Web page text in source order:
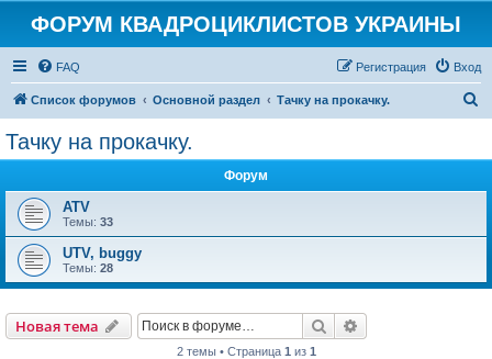
ФОРУМ КВАДРОЦИКЛИСТОВ УКРАИНЫ
FAQ Вход
Регистрация
Список форумов Основной раздел Тачку на прокачку.
Тачку на прокачку.
Форум
ATV
Темы: 33
UTV, buggy
Темы: 28
Новая тема Поиск
2 темы • Страница 1 из 1